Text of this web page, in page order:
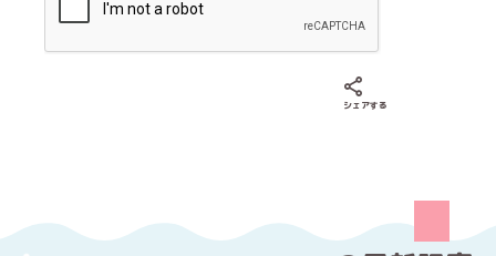
シェアする